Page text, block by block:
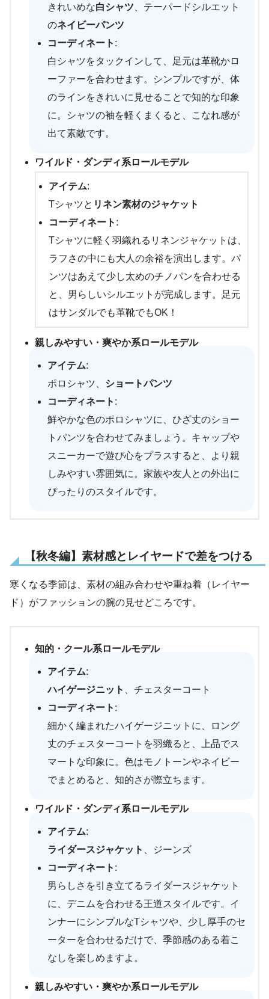
きれいめな白シャツ 、テーパードシルエット
のネイビーパンツ
コーディネート :
白シャツをタックインして、足元は革靴かロ
ーファーを合わせます。シンプルですが、体
のラインをきれいに見せることで知的な印象
に。シャツの袖を軽くまくると、こなれ感が
出て素敵です。
ワイルド・ダンディ系ロールモデル
アイテム:
Tシャツと リネン素材のジャケット
コーディネート :
Tシャツに軽く羽織れるリネンジャケットは、
ラフさの中にも大人の余裕を演出します。パ
ンツはあえて少し太めのチノパンを合わせる
と、男らしいシルエットが完成します。足元
はサンダルでも革靴でもOK！
親しみやすい・爽やか系ロールモデル
アイテム:
ポロシャツ、 ショートパンツ
コーディネート :
鮮やかな色のポロシャツに、ひざ丈のショー
トパンツを合わせてみましょう。キャップや
スニーカーで遊び心をプラスすると、より親
しみやすい雰囲気に。家族や友人との外出に
ぴったりのスタイルです。
【秋冬編】素材感とレイヤードで差をつける
寒くなる季節は、素材の組み合わせや重ね着（レイヤー
ド）がファッションの腕の見せどころです。
知的・クール系ロールモデル
アイテム:
ハイゲージニット
、チェスターコート
コーディネート :
細かく編まれたハイゲージニットに、ロング
丈のチェスターコートを羽織ると、上品でス
マートな印象に。色はモノトーンやネイビー
でまとめると、知的さが際立ちます。
ワイルド・ダンディ系ロールモデル
アイテム:
ライダースジャケット
、ジーンズ
コーディネート :
男らしさを引き立てるライダースジャケット
に、デニムを合わせる王道スタイルです。イ
ンナーにシンプルなTシャツや、少し厚手のセ
ーターを合わせるだけで、季節感のある着こ
なしを楽しめますよ。
親しみやすい・爽やか系ロールモデル